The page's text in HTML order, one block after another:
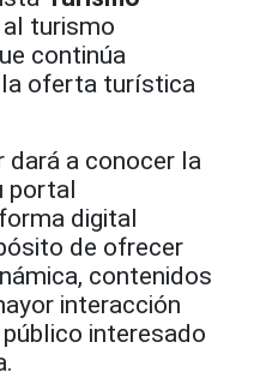
al turismo
continúa
la oferta turística
a conocer la
portal
digital
de ofrecer
contenidos
interacción
interesado